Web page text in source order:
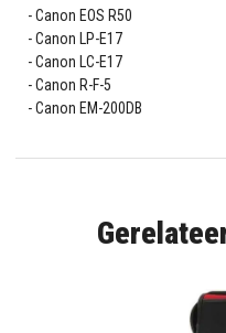
Canon EOS R50
Canon LP-E17
Canon LC-E17
Canon R-F-5
Canon EM-200DB